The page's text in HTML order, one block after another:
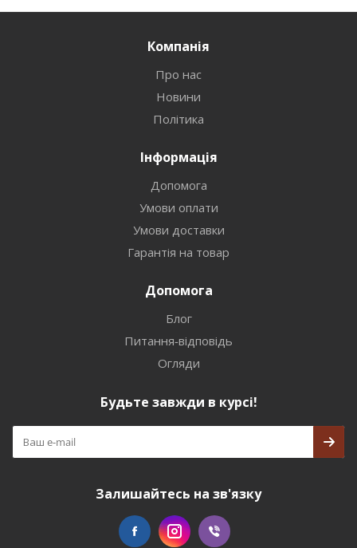
Компанія
Про нас
Новини
Політика
Інформація
Допомога
Умови оплати
Умови доставки
Гарантія на товар
Допомога
Блог
Питання-відповідь
Огляди
Будьте завжди в курсі!
Залишайтесь на зв'язку